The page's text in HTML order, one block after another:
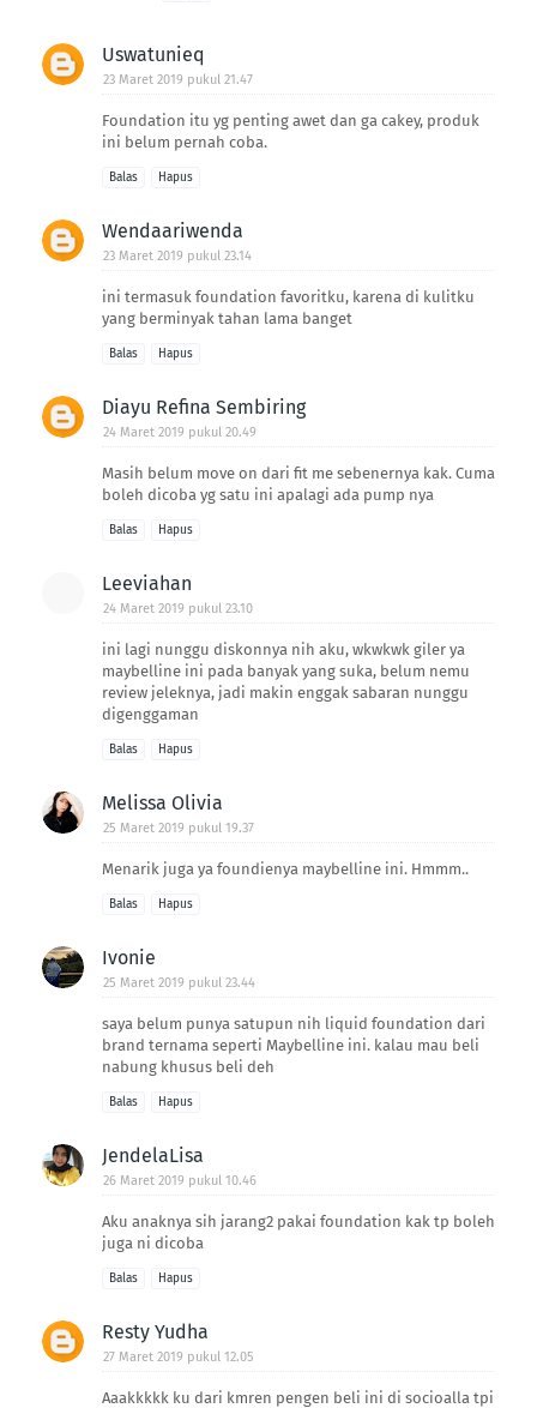
Uswatunieq
23 Maret 2019 pukul 21.47
Foundation itu yg penting awet dan ga cakey, produk
ini belum pernah coba.
Balas Hapus
Wendaariwenda
23 Maret 2019 pukul 23.14
ini termasuk foundation favoritku, karena di kulitku
yang berminyak tahan lama banget
Balas Hapus
Diayu Refina Sembiring
24 Maret 2019 pukul 20.49
Masih belum move on dari fit me sebenernya kak. Cuma
boleh dicoba yg satu ini apalagi ada pump nya
Balas Hapus
Leeviahan
24 Maret 2019 pukul 23.10
ini lagi nunggu diskonnya nih aku, wkwkwk giler ya
maybelline ini pada banyak yang suka, belum nemu
review jeleknya, jadi makin enggak sabaran nunggu
digenggaman
Balas Hapus
Melissa Olivia
25 Maret 2019 pukul 19.37
Menarik juga ya foundienya maybelline ini. Hmmm..
Balas Hapus
Ivonie
25 Maret 2019 pukul 23.44
saya belum punya satupun nih liquid foundation dari
brand ternama seperti Maybelline ini. kalau mau beli
nabung khusus beli deh
Balas Hapus
JendelaLisa
26 Maret 2019 pukul 10.46
Aku anaknya sih jarang2 pakai foundation kak tp boleh
juga ni dicoba
Balas Hapus
Resty Yudha
27 Maret 2019 pukul 12.05
Aaakkkkk ku dari kmren pengen beli ini di socioalla tpi